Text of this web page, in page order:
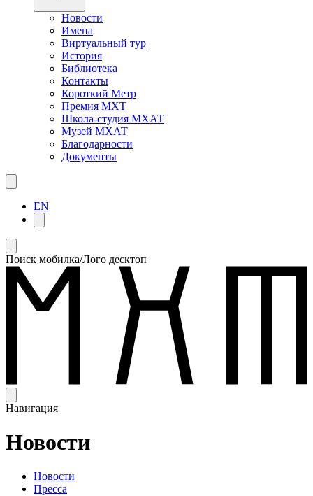
Новости
Имена
Виртуальный тур
История
Библиотека
Контакты
Короткий Метр
Премия МХТ
Школа-студия МХАТ
Музей МХАТ
Благодарности
Документы
EN
Поиск мобилка/Лого десктоп
Навигация
Новости
Новости
Пресса